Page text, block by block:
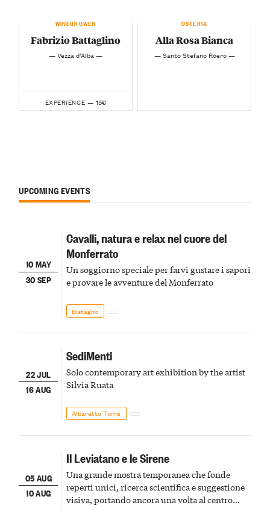
WINEGROWER
Fabrizio Battaglino
— Vezza d’Alba —
EXPERIENCE — 15€
OSTERIA
Alla Rosa Bianca
— Santo Stefano Roero —
UPCOMING EVENTS
10 MAY
30 SEP
Cavalli, natura e relax nel cuore del
Monferrato
Un soggiorno speciale per farvi gustare i sapori
e provare le avventure del Monferrato
Bistagno
22 JUL
16 AUG
SediMenti
Solo contemporary art exhibition by the artist
Silvia Ruata
Albaretto Torre
05 AUG
10 AUG
Il Leviatano e le Sirene
Una grande mostra temporanea che fonde
reperti unici, ricerca scientifica e suggestione
visiva, portando ancora una volta al centro